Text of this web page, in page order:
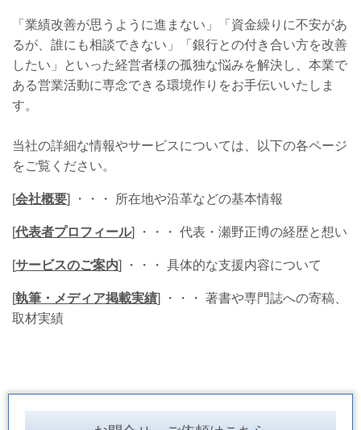
「業績改善が思うように進まない」「資金繰りに不安があ
るが、誰にも相談できない」「銀行との付き合い方を改善
したい」といった経営者様の孤独な悩みを解決し、本業で
ある営業活動に専念できる環境作りをお手伝いいたしま
す。
当社の詳細な情報やサービスについては、以下の各ページ
をご覧ください。
[会社概要] ・・・ 所在地や沿革などの基本情報
[代表者プロフィール] ・・・ 代表・瀬野正博の経歴と想い
[サービスのご案内] ・・・ 具体的な支援内容について
[執筆・メディア掲載実績]
・・・ 著書や専門誌への寄稿、
取材実績